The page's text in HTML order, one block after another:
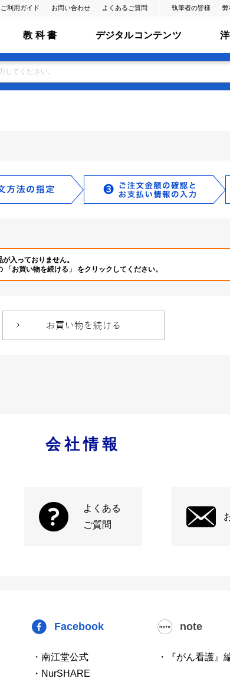
ご利用ガイド お問い合わせ よくあるご質問 執筆者の皆様 弊
教 科 書 デジタルコンテンツ
入っておりません。
「お買い物を続ける」 をクリックしてください。
会社情報
よくある
ご質問
Facebook
・南江堂公式
・NurSHARE
note
・『がん看護』